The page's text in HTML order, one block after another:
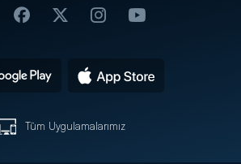
Tüm Uygulamalarımız